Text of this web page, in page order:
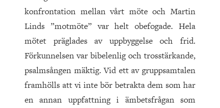
konfrontation mellan vårt möte och Martin
Linds ”motmöte” var helt obefogade. Hela
mötet präglades av uppbyggelse och frid.
Förkunnelsen var bibelenlig och trosstärkande,
psalmsången mäktig. Vid ett av gruppsamtalen
framhölls att vi inte bör betrakta dem som har
en annan uppfattning i ämbetsfrågan som